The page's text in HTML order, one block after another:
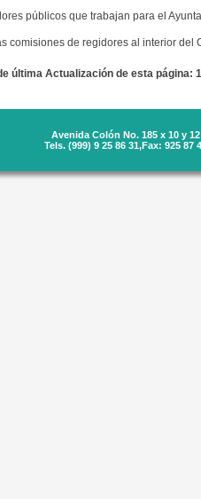
públicos que trabajan para el
comisiones de regidores al interior del
última Actualización de esta página:
Avenida Colón No. 185 x 10 y
Tels. (999) 9 25 86 31,Fax: 925